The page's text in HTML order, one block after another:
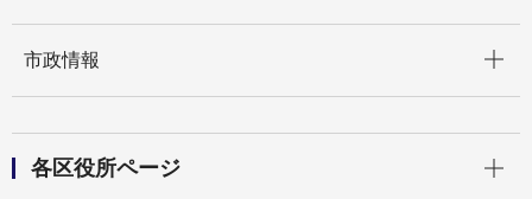
市政情報
各区役所ページ